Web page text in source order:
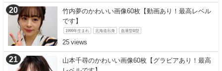
竹内夢のかわいい画像60枚【動画あり！最高レベル
です】
1999年生まれ 北海道出身 血液型B型
25
山本千尋のかわいい画像60枚【グラビアあり！最高